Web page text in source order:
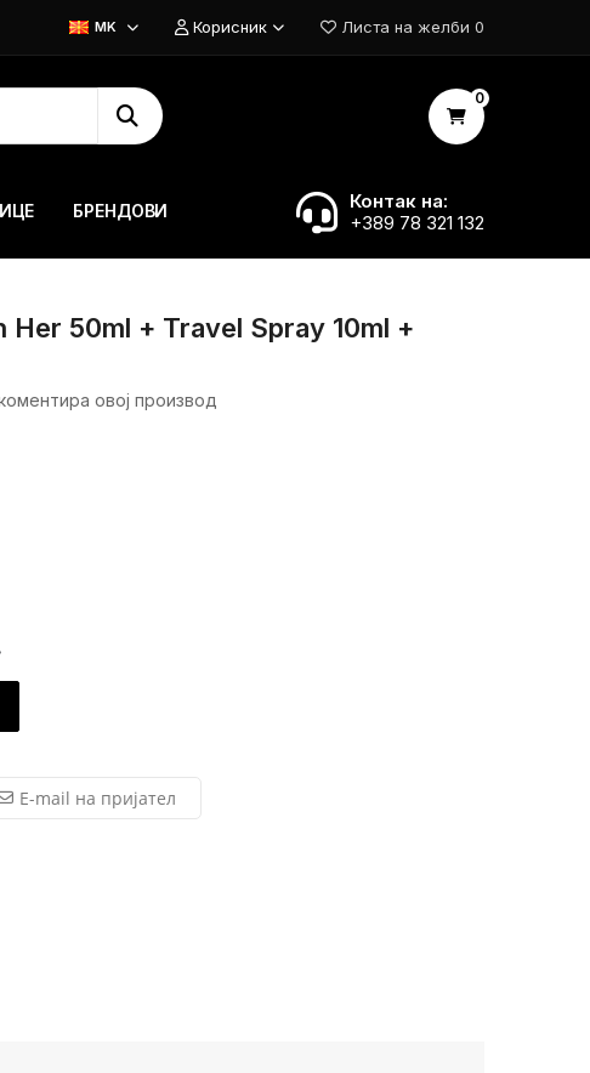
MK Корисник Листа на желби 0
0
БРЕНДОВИ
Контак на:
+389 78 321 132
Her 50ml + Travel Spray 10ml +
овој производ
E-mail на пријател